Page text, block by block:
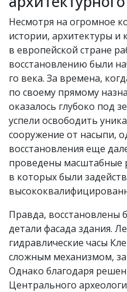
Несмотря на огромное
истории, архитектуры и
в европейской стране
восстановлению были
го века. За времена,
по своему прямому
оказалось глубоко под
успели освободить
сооружение от насыпи,
восстановления еще
проведены масштабные
в которых были
Правда, восстановлены
детали фасада здания.
гидравлические часы
сложным механизмом,
Однако благодаря
Центрального